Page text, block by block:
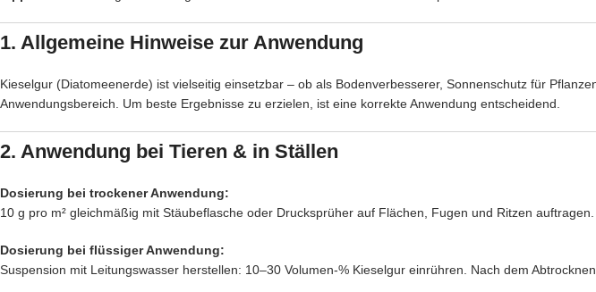
1. Allgemeine Hinweise zur Anwendung
Kieselgur (Diatomeenerde) ist vielseitig einsetzbar – ob als Bodenverbesserer, Sonnenschutz für
Anwendungsbereich. Um beste Ergebnisse zu erzielen, ist eine korrekte Anwendung entscheidend.
2. Anwendung bei Tieren & in Ställen
Dosierung bei trockener Anwendung:
10 g pro m² gleichmäßig mit Stäubeflasche oder Drucksprüher auf Flächen, Fugen und Ritzen auftragen.
Dosierung bei flüssiger Anwendung:
Suspension mit Leitungswasser herstellen: 10–30 Volumen-% Kieselgur einrühren. Nach dem